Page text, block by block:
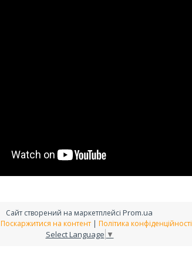
Сайт створений на маркетплейсі Prom.ua
Поскаржитися на контент | Політика конфіденційності
Select Language ▼